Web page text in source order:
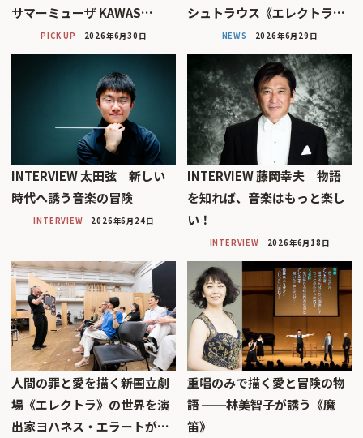
サマーミューザ KAWAS…
PICK UP 2026年6月30日
シュトラウス《エレクトラ…
NEWS 2026年6月29日
INTERVIEW 太田弦 新しい
時代へ誘う音楽の冒険
INTERVIEW 2026年6月24日
INTERVIEW 藤岡幸夫 物語
を知れば、音楽はもっと楽し
い！
INTERVIEW 2026年6月18日
人間の罪と愛を描く――新国立劇
場《エレクトラ》の世界を演
出家ヨハネス・エラートが…
重唱のみで描く愛と冒険の物
語 ──林美智子が誘う《魔
笛》